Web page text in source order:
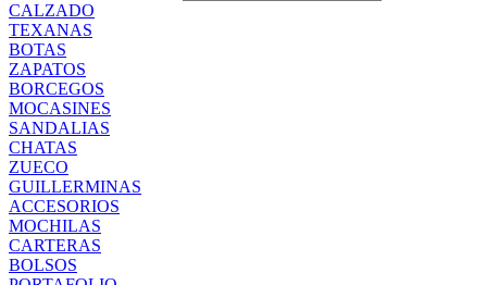
CALZADO
TEXANAS
BOTAS
ZAPATOS
BORCEGOS
MOCASINES
SANDALIAS
CHATAS
ZUECO
GUILLERMINAS
ACCESORIOS
MOCHILAS
CARTERAS
BOLSOS